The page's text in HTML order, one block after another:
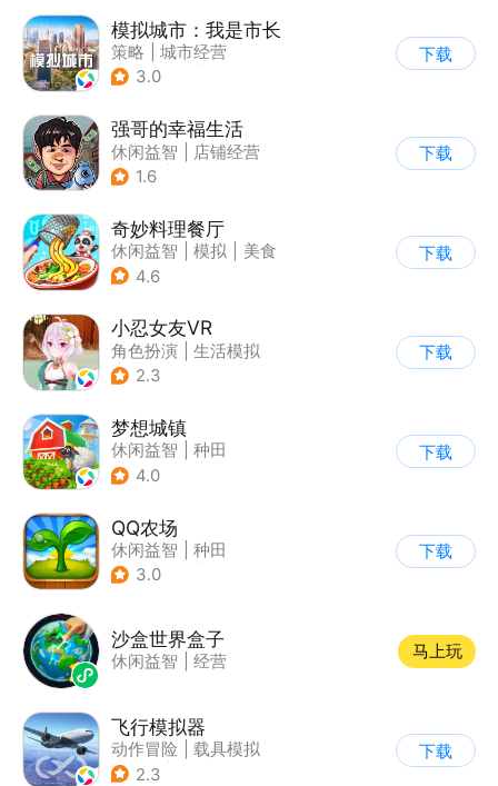
模拟城市：我是市长
策略
城市经营
| 模拟城市
3.0
下载
强哥的幸福生活
休闲益智
店铺经营
| 卡通
1.6
下载
奇妙料理餐厅
休闲益智 模拟
美食
| 宝宝巴士
4.6
下载
小忍女友VR
角色扮演
生活模拟
| 恋爱
2.3
下载
梦想城镇
休闲益智
种田
| 田园生活
4.0
下载
QQ农场
休闲益智
种田
| 田园生活
3.0
下载
沙盒世界盒子
休闲益智 经营
马上玩
飞行模拟器
动作冒险
载具模拟
| 飞机
2.3
下载